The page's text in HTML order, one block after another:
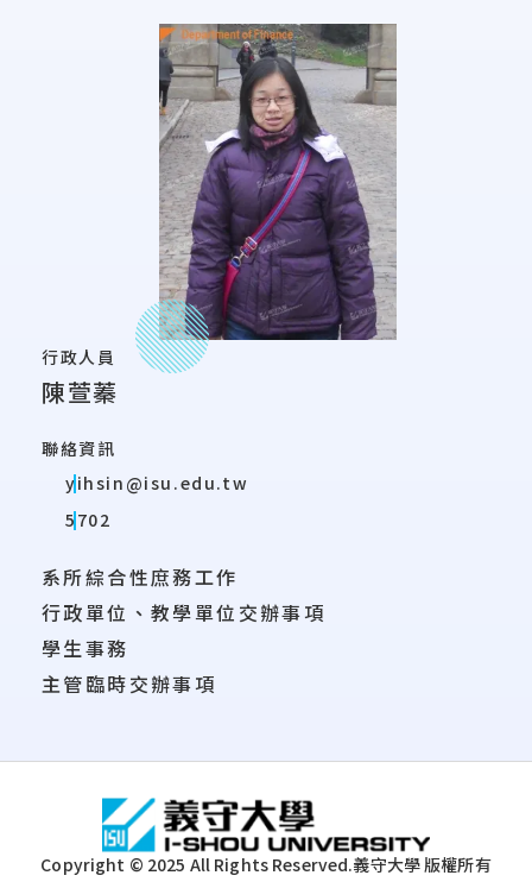
行政人員
陳萱蓁
聯絡資訊
yihsin@isu.edu.tw
5702
系所綜合性庶務工作
行政單位、教學單位交辦事項
學生事務
主管臨時交辦事項
Copyright © 2025 All Rights Reserved.義守大學 版權所有